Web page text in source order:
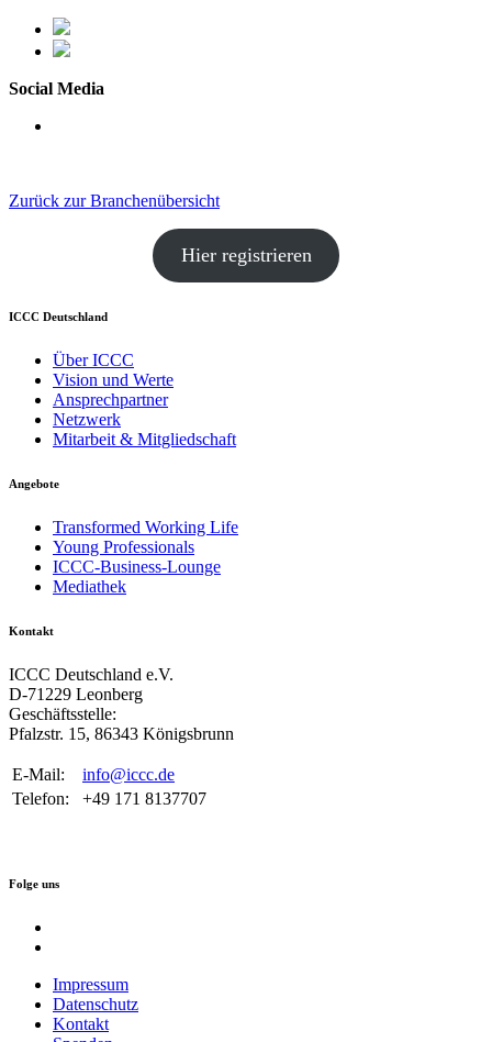
Social Media
Zurück zur Branchenübersicht
Hier registrieren
ICCC Deutschland
Über ICCC
Vision und Werte
Ansprechpartner
Netzwerk
Mitarbeit & Mitgliedschaft
Angebote
Transformed Working Life
Young Professionals
ICCC-Business-Lounge
Mediathek
Kontakt
ICCC Deutschland e.V.
D-71229 Leonberg
Geschäftsstelle:
Pfalzstr. 15, 86343 Königsbrunn
E-Mail:
info@iccc.de
Telefon:
+49 171 8137707
Folge uns
Impressum
Datenschutz
Kontakt